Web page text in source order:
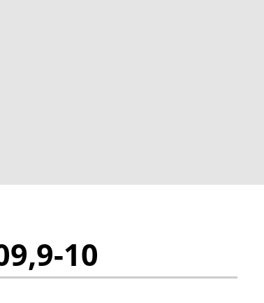
10